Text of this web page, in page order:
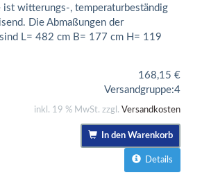
ist witterungs-, temperaturbeständig
Die Abmaßungen der
L= 482 cm B= 177 cm H= 119
168,15 €
Versandgruppe:4
inkl. 19 % MwSt. zzgl. Versandkosten
In den Warenkorb
Details